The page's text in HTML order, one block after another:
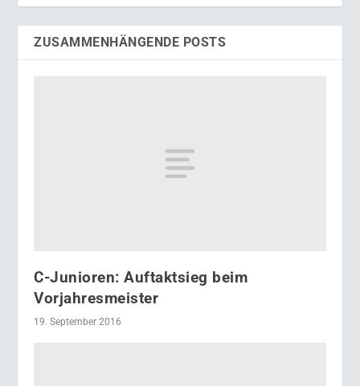
ZUSAMMENHÄNGENDE POSTS
C-Junioren: Auftaktsieg beim
Vorjahresmeister
19. September 2016